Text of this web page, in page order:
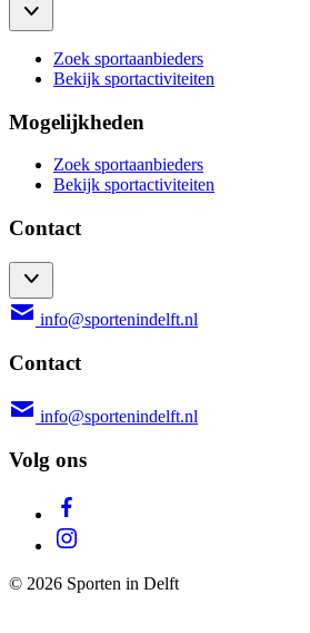
Zoek sportaanbieders
Bekijk sportactiviteiten
Mogelijkheden
Zoek sportaanbieders
Bekijk sportactiviteiten
Contact
info@sportenindelft.nl
Contact
info@sportenindelft.nl
Volg ons
© 2026 Sporten in Delft